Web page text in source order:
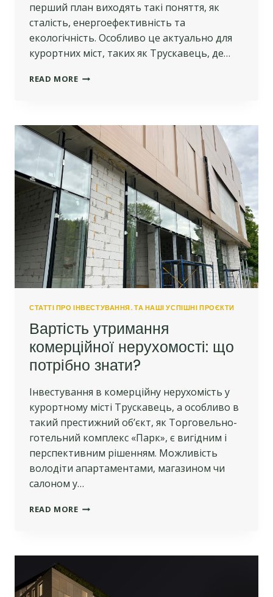
перший план виходять такі поняття, як
сталість, енергоефективність та
екологічність. Особливо це актуально для
курортних міст, таких як Трускавець, де…
READ MOREЕКОЛОГІЧНІ
ЇХ
ВАЖЛИВІСТЬ
ДЛЯ
ІНВЕСТОРІВ
СТАТТІ ПРО ІНВЕСТУВАННЯ. ТА НАШІ УСПІШНІ ПРОЄКТИ
Вартість утримання
комерційної нерухомості: що
потрібно знати?
Інвестування в комерційну нерухомість у
курортному місті Трускавець, а особливо в
такий престижний об’єкт, як Торговельно-
готельний комплекс «Парк», є вигідним і
перспективним рішенням. Можливість
володіти апартаментами, магазином чи
салоном у…
READ MOREВАРТІСТЬ
ЩО
ЗНАТИ?